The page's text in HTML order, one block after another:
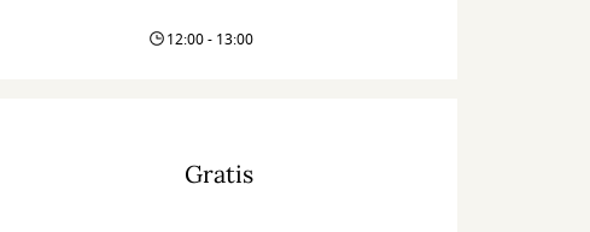
12:00 - 13:00
Gratis